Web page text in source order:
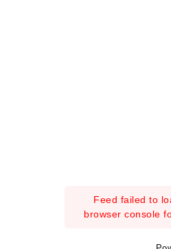
Feed failed to
browser console